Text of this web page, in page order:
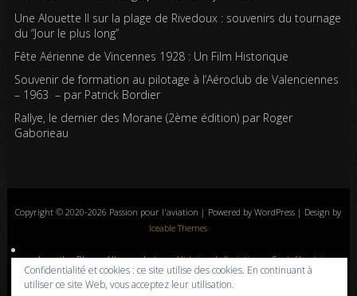
Une Alouette II sur la plage de Rivedoux : souvenirs du tournage
du “Jour le plus long”
Fête Aérienne de Vincennes 1928 : Un Film Historique
Souvenir de formation au pilotage à l’Aéroclub de Valenciennes
– 1963 – par Patrick Bordier
Rallye, le dernier des Morane (2ème édition) par Roger
Gaborieau
Copyright © 2020-2026 Passion pour l'aviation | Powered by WordPress | Design by
Iceable Themes
Accueil Blog Albums photos Histoires de l’aviation
Contrôle aérien
Livres
Liens A propos Contact Politique de confidentialité
Confidentialité et cookies : ce site utilise des cookies. En continuant à
utiliser ce site Web, vous acceptez leur utilisation.